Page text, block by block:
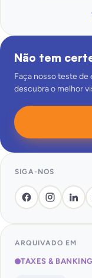
Não tem
Faça nosso teste de
descubra o melhor
SIGA-NOS
ARQUIVADO EM
TAXES & BANKING